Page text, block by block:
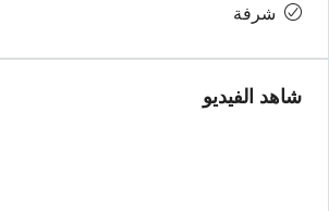
شرفة
شاهد الفيديو